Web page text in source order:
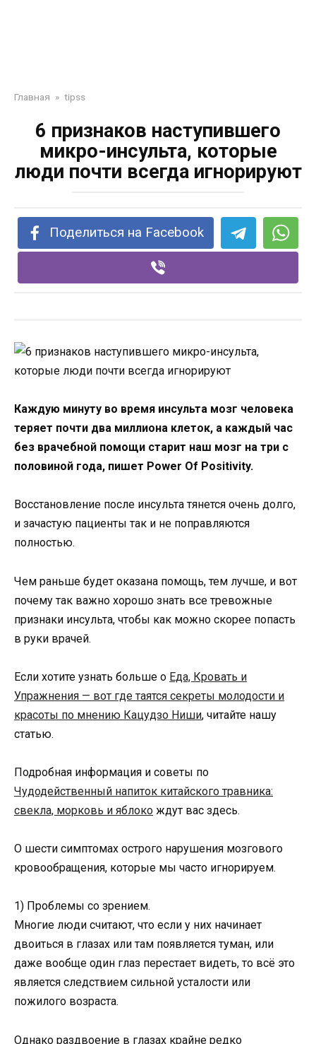
Главная » tipss
6 признаков наступившего
микро-инсульта, которые
люди почти всегда игнорируют
Поделиться на Facebook
Каждую минуту во время инсульта мозг человека
теряет почти два миллиона клеток, а каждый час
без врачебной помощи старит наш мозг на три с
половиной года, пишет Power Of Positivity.
Восстановление после инсульта тянется очень долго,
и зачастую пациенты так и не поправляются
полностью.
Чем раньше будет оказана помощь, тем лучше, и вот
почему так важно хорошо знать все тревожные
признаки инсульта, чтобы как можно скорее попасть
в руки врачей.
Если хотите узнать больше о Еда, Кровать и
Упражнения — вот где таятся секреты молодости и
красоты по мнению Кацудзо Ниши, читайте нашу
статью.
Подробная информация и советы по
Чудодейственный напиток китайского травника:
свекла, морковь и яблоко ждут вас здесь.
О шести симптомах острого нарушения мозгового
кровообращения, которые мы часто игнорируем.
1) Проблемы со зрением.
Многие люди считают, что если у них начинает
двоиться в глазах или там появляется туман, или
даже вообще один глаз перестает видеть, то всё это
является следствием сильной усталости или
пожилого возраста.
Однако раздвоение в глазах крайне редко